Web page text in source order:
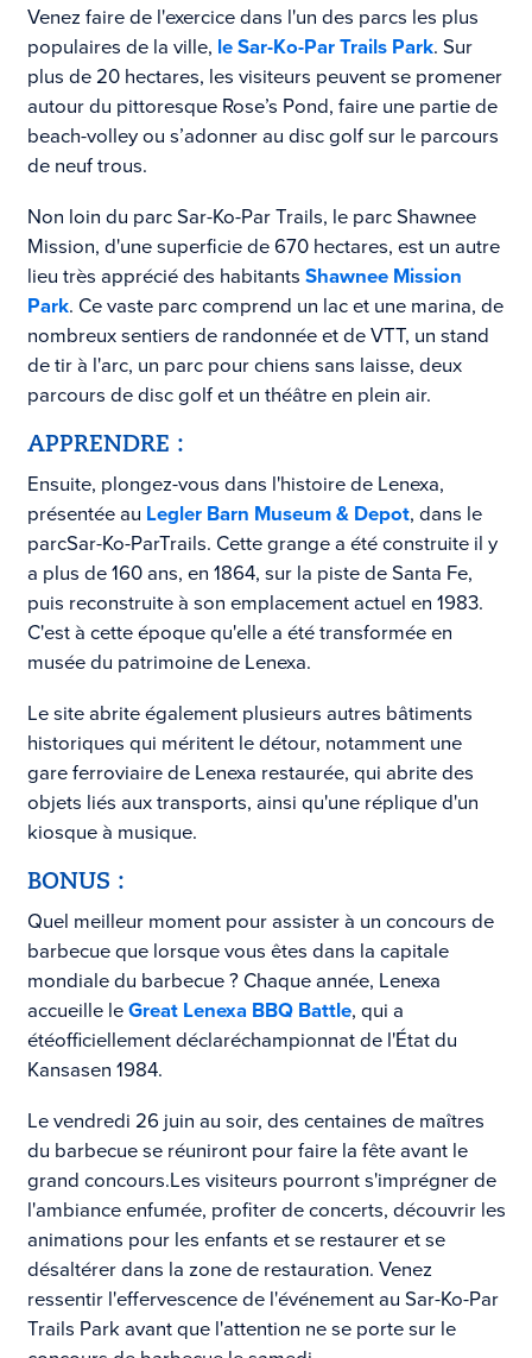
Venez faire de l'exercice dans l'un des parcs les plus
populaires de la ville, le Sar-Ko-Par Trails Park. Sur
plus de 20 hectares, les visiteurs peuvent se promener
autour du pittoresque Rose’s Pond, faire une partie de
beach-volley ou s’adonner au disc golf sur le parcours
de neuf trous.
Non loin du parc Sar-Ko-Par Trails, le parcShawnee
Mission, d'une superficie de 670 hectares, est un autre
lieu très apprécié des habitants Shawnee Mission
Park. Ce vaste parc comprend un lac et une marina, de
nombreux sentiers de randonnée et de VTT, un stand
de tir à l'arc, un parc pour chiens sans laisse, deux
parcours de disc golf et un théâtre en plein air.
APPRENDRE :
Ensuite, plongez-vous dans l'histoire de Lenexa,
présentée au Legler Barn Museum & Depot, dans le
parcSar-Ko-ParTrails. Cette grange a été construite il y
a plus de 160 ans, en 1864, sur la piste de Santa Fe,
puis reconstruite à son emplacement actuel en 1983.
C'est à cette époque qu'elle a été transformée en
musée du patrimoine de Lenexa.
Le site abrite également plusieurs autres bâtiments
historiques qui méritent le détour, notamment une
gare ferroviaire de Lenexa restaurée, qui abrite des
objets liés aux transports, ainsi qu'une réplique d'un
kiosque à musique.
BONUS :
Quel meilleur moment pour assister à un concours de
barbecue que lorsque vous êtes dans la capitale
mondiale du barbecue ? Chaque année, Lenexa
accueille leGreat Lenexa BBQ Battle, qui a
étéofficiellement déclaréchampionnat de l'État du
Kansasen 1984.
Le vendredi 26 juin au soir, des centaines de maîtres
du barbecue se réuniront pour faire la fête avant le
grand concours.Les visiteurs pourront s'imprégner de
l'ambiance enfumée, profiter de concerts, découvrir les
animations pour les enfants et se restaurer et se
désaltérer dans la zone de restauration. Venez
ressentir l'effervescence de l'événement au Sar-Ko-Par
Trails Park avant que l'attention ne se porte sur le